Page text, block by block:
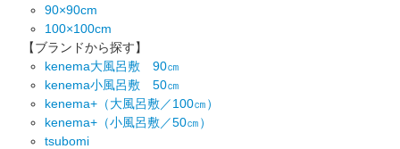
90×90cm
100×100cm
【ブランドから探す】
kenema大風呂敷 90㎝
kenema小風呂敷 50㎝
kenema+（大風呂敷／100㎝）
kenema+（小風呂敷／50㎝）
tsubomi